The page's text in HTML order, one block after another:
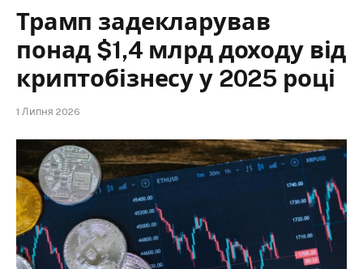
Трамп задекларував
понад $1,4 млрд доходу від
криптобізнесу у 2025 році
1 Липня 2026